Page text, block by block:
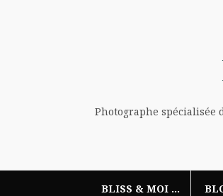
Photographe spécialisée
BLISS & MOI …